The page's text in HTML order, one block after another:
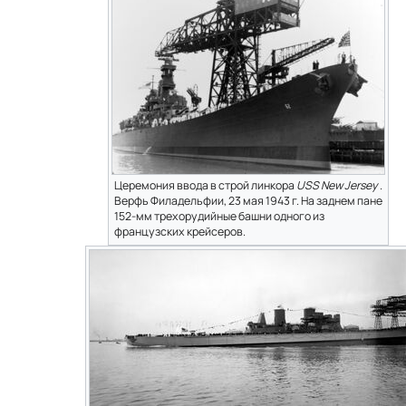
Церемония ввода в строй линкораUSS New Jersey.
Верфь Филадельфии, 23 мая 1943 г. На заднем пане
152-мм трехорудийные башни одного из
французских крейсеров.